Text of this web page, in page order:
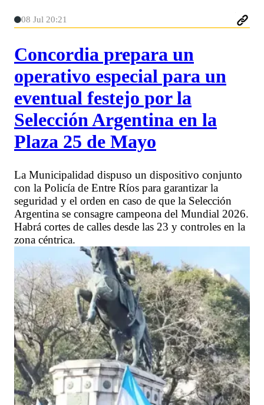
08 Jul 20:21
Concordia prepara un
operativo especial para un
eventual festejo por la
Selección Argentina en la
Plaza 25 de Mayo
La Municipalidad dispuso un dispositivo conjunto
con la Policía de Entre Ríos para garantizar la
seguridad y el orden en caso de que la Selección
Argentina se consagre campeona del Mundial 2026.
Habrá cortes de calles desde las 23 y controles en la
zona céntrica.